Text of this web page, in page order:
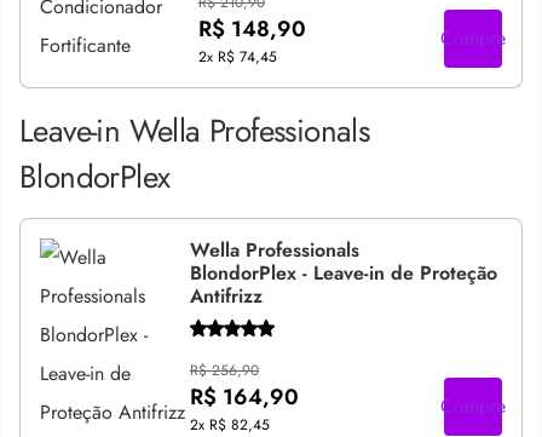
R$ 148,90
2x R$ 74,45
Compre
Leave-in Wella Professionals
BlondorPlex
Wella Professionals
BlondorPlex - Leave-in de Proteção
Antifrizz
R$ 256,90
R$ 164,90
2x R$ 82,45
Compre